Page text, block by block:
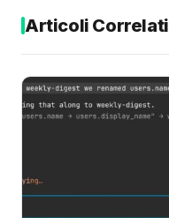
Articoli Correlati